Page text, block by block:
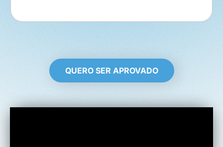
QUERO SER APROVADO